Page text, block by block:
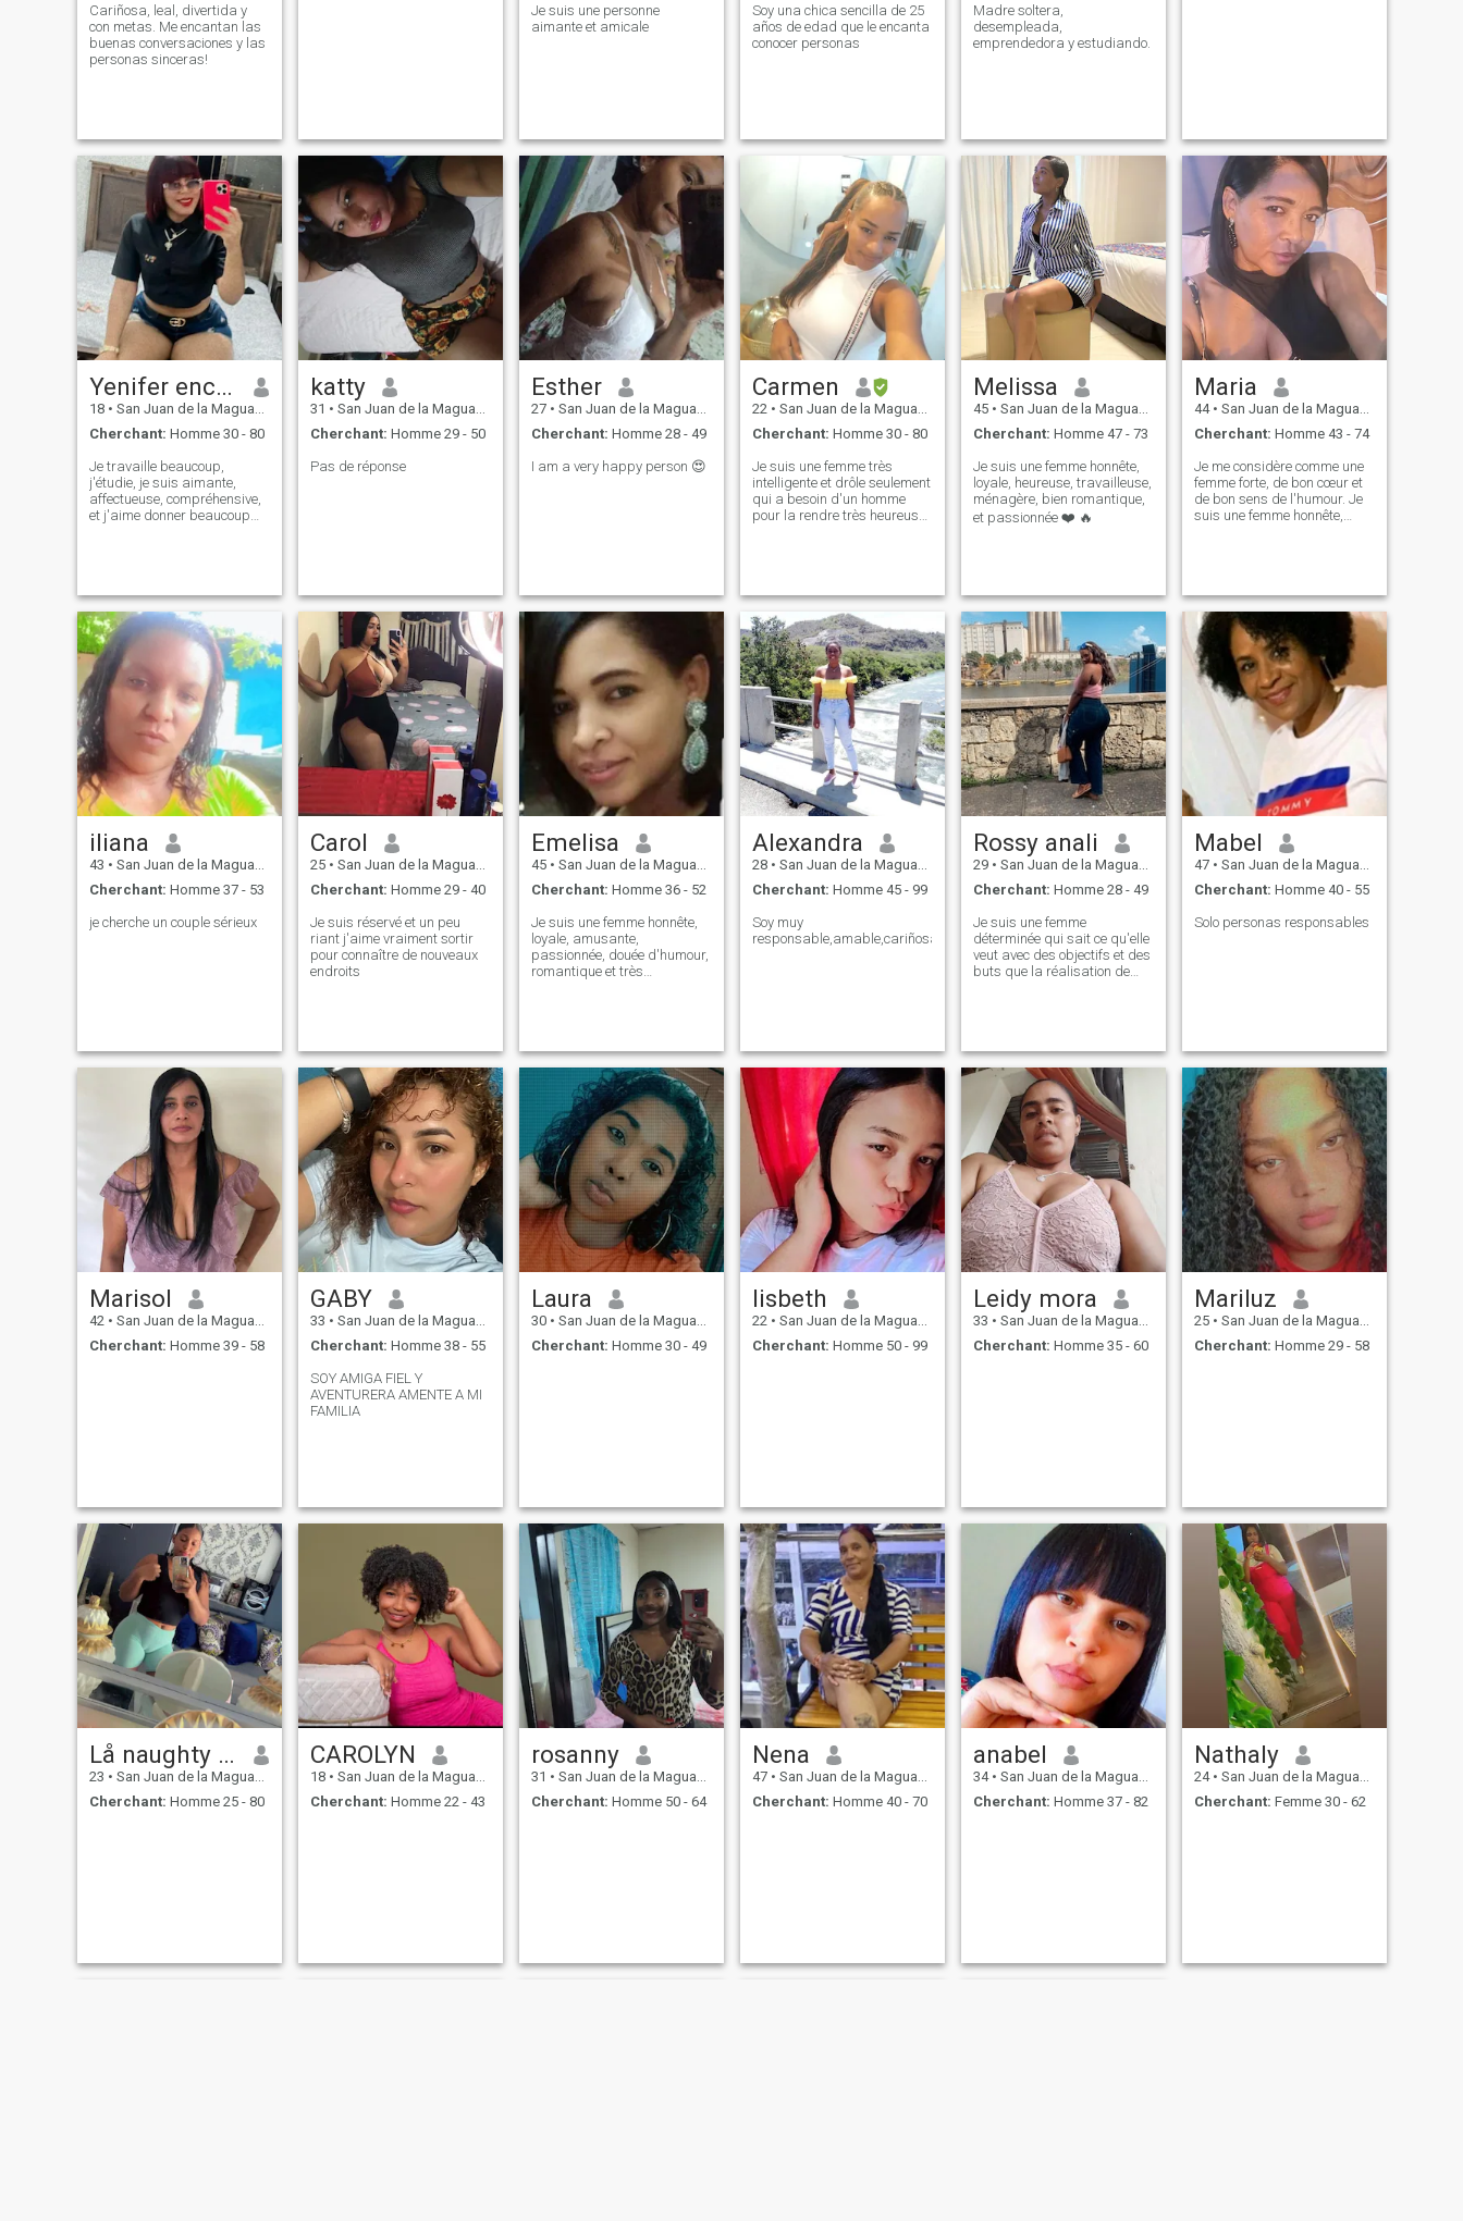
Cariñosa, leal, divertida y
con metas. Me encantan las
buenas conversaciones y las
personas sinceras!
Je suis une personne
aimante et amicale
Soy una chica sencilla de 25
años de edad que le encanta
conocer personas
Madre soltera,
desempleada,
emprendedora y estudiando.
Yenifer encarnacion
18 • San Juan de la Maguana, San Juan, Rep.Dominicaine
Cherchant: Homme 30 - 80
Je travaille beaucoup,
j'étudie, je suis aimante,
affectueuse, compréhensive,
et j'aime donner beaucoup
katty
31 • San Juan de la Maguana, San Juan, Rep.Dominicaine
Cherchant: Homme 29 - 50
Pas de réponse
Esther
27 • San Juan de la Maguana, San Juan, Rep.Dominicaine
Cherchant: Homme 28 - 49
I am a very happy person 😍
Carmen
22 • San Juan de la Maguana, San Juan, Rep.Dominicaine
Cherchant: Homme 30 - 80
Je suis une femme très
intelligente et drôle seulement
qui a besoin d'un homme
pour la rendre très heureuse
🤩🤩
Melissa
45 • San Juan de la Maguana, San Juan, Rep.Dominicaine
Cherchant: Homme 47 - 73
Je suis une femme honnête,
loyale, heureuse, travailleuse,
ménagère, bien romantique,
et passionnée ❤️ 🔥
Maria
44 • San Juan de la Maguana, San Juan, Rep.Dominicaine
Cherchant: Homme 43 - 74
Je me considère comme une
femme forte, de bon cœur et
de bon sens de l'humour. Je
suis une femme honnête,
iliana
43 • San Juan de la Maguana, San Juan, Rep.Dominicaine
Cherchant: Homme 37 - 53
je cherche un couple sérieux
Carol
25 • San Juan de la Maguana, San Juan, Rep.Dominicaine
Cherchant: Homme 29 - 40
Je suis réservé et un peu
riant j'aime vraiment sortir
pour connaître de nouveaux
endroits
Emelisa
45 • San Juan de la Maguana, San Juan, Rep.Dominicaine
Cherchant: Homme 36 - 52
Je suis une femme honnête,
loyale, amusante,
passionnée, douée d'humour,
romantique et très
Alexandra
28 • San Juan de la Maguana, San Juan, Rep.Dominicaine
Cherchant: Homme 45 - 99
Soy muy
responsable,amable,cariñosa
Rossy anali
29 • San Juan de la Maguana, San Juan, Rep.Dominicaine
Cherchant: Homme 28 - 49
Je suis une femme
déterminée qui sait ce qu'elle
veut avec des objectifs et des
buts que la réalisation de
romantique sincère et
respectuosa détaillant .
Mabel
47 • San Juan de la Maguana, San Juan, Rep.Dominicaine
Cherchant: Homme 40 - 55
Solo personas responsables
Marisol
42 • San Juan de la Maguana, San Juan, Rep.Dominicaine
Cherchant: Homme 39 - 58
GABY
33 • San Juan de la Maguana, San Juan, Rep.Dominicaine
Cherchant: Homme 38 - 55
SOY AMIGA FIEL Y
AVENTURERA AMENTE A MI
FAMILIA
Laura
30 • San Juan de la Maguana, San Juan, Rep.Dominicaine
Cherchant: Homme 30 - 49
lisbeth
22 • San Juan de la Maguana, San Juan, Rep.Dominicaine
Cherchant: Homme 50 - 99
Leidy mora
33 • San Juan de la Maguana, San Juan, Rep.Dominicaine
Cherchant: Homme 35 - 60
Mariluz
25 • San Juan de la Maguana, San Juan, Rep.Dominicaine
Cherchant: Homme 29 - 58
Lå naughty girl
23 • San Juan de la Maguana, San Juan, Rep.Dominicaine
Cherchant: Homme 25 - 80
CAROLYN
18 • San Juan de la Maguana, San Juan, Rep.Dominicaine
Cherchant: Homme 22 - 43
rosanny
31 • San Juan de la Maguana, San Juan, Rep.Dominicaine
Cherchant: Homme 50 - 64
Nena
47 • San Juan de la Maguana, San Juan, Rep.Dominicaine
Cherchant: Homme 40 - 70
anabel
34 • San Juan de la Maguana, San Juan, Rep.Dominicaine
Cherchant: Homme 37 - 82
Nathaly
24 • San Juan de la Maguana, San Juan, Rep.Dominicaine
Cherchant: Femme 30 - 62